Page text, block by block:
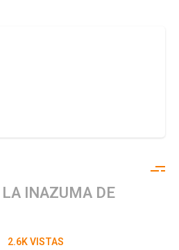
INAZUMA DE
2.6K VISTAS